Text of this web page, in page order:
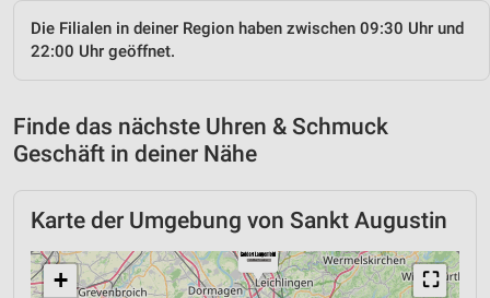
Die Filialen in deiner Region haben zwischen 09:30 Uhr und
22:00 Uhr geöffnet.
Finde das nächste Uhren & Schmuck
Geschäft in deiner Nähe
Karte der Umgebung von Sankt Augustin
⛶
+